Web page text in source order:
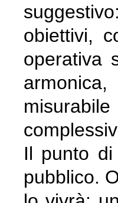
obiettivi,
operativa
Il punto
pubblico.